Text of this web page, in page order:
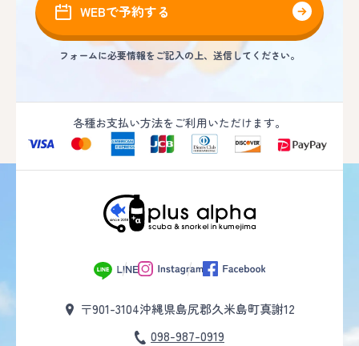
WEBで予約する
フォームに必要情報をご記入の上、送信してください。
各種お支払い方法をご利用いただけます。
〒901-3104沖縄県島尻郡久米島町真謝12
098-987-0919